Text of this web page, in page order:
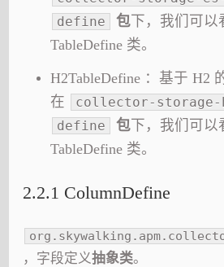
define 包下，我们可以
TableDefine 类。
H2TableDefine ：基于 H2
在
collector-storage-
define 包下，我们可以
TableDefine 类。
2.2.1 ColumnDefine
，字段定义抽象类。